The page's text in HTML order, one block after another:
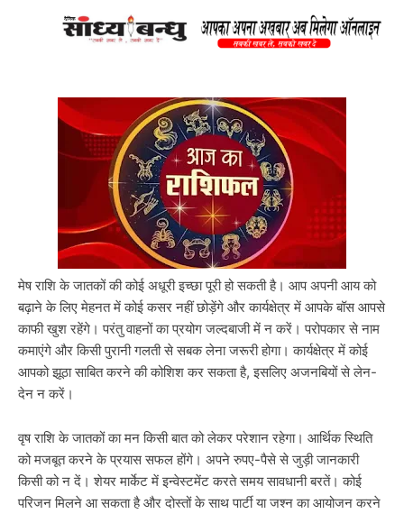
मेष राशि के जातकों की कोई अधूरी इच्छा पूरी हो सकती है। आप अपनी आय को
बढ़ाने के लिए मेहनत में कोई कसर नहीं छोड़ेंगे और कार्यक्षेत्र में आपके बॉस आपसे
काफी खुश रहेंगे। परंतु वाहनों का प्रयोग जल्दबाजी में न करें। परोपकार से नाम
कमाएंगे और किसी पुरानी गलती से सबक लेना जरूरी होगा। कार्यक्षेत्र में कोई
आपको झूठा साबित करने की कोशिश कर सकता है, इसलिए अजनबियों से लेन-
देन न करें।
वृष राशि के जातकों का मन किसी बात को लेकर परेशान रहेगा। आर्थिक स्थिति
को मजबूत करने के प्रयास सफल होंगे। अपने रुपए-पैसे से जुड़ी जानकारी
किसी को न दें। शेयर मार्केट में इन्वेस्टमेंट करते समय सावधानी बरतें। कोई
परिजन मिलने आ सकता है और दोस्तों के साथ पार्टी या जश्न का आयोजन करने